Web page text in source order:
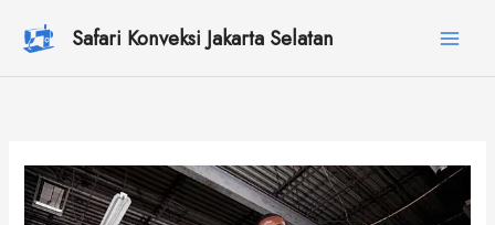
konten
Safari Konveksi Jakarta Selatan